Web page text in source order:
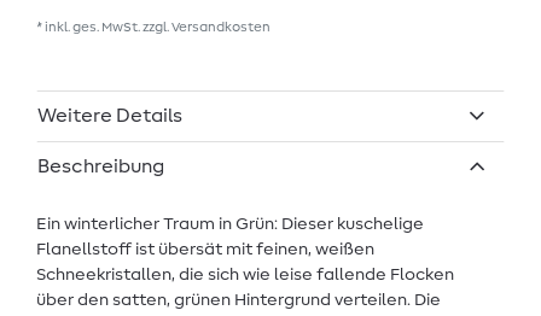
* inkl. ges. MwSt. zzgl. Versandkosten
Weitere Details
Beschreibung
Ein winterlicher Traum in Grün: Dieser kuschelige
Flanellstoff ist übersät mit feinen, weißen
Schneekristallen, die sich wie leise fallende Flocken
über den satten, grünen Hintergrund verteilen. Die